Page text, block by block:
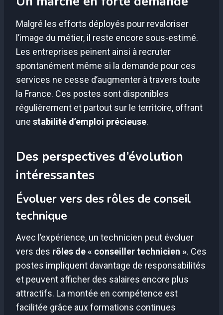
Malgré les efforts déployés pour revaloriser
l’image du métier, il reste encore sous-estimé.
Les entreprises peinent ainsi à recruter
spontanément même si la demande pour ces
services ne cesse d’augmenter à travers toute
la France. Ces postes sont disponibles
régulièrement et partout sur le territoire, offrant
une stabilité d’emploi précieuse.
Des perspectives d’évolution
intéressantes
Évoluer vers des rôles de conseil
technique
Avec l’expérience, un technicien peut évoluer
vers des rôles de « conseiller technicien ». Ces
postes impliquent davantage de responsabilités
et peuvent afficher des salaires encore plus
attractifs. La montée en compétence est
facilitée grâce aux formations continues